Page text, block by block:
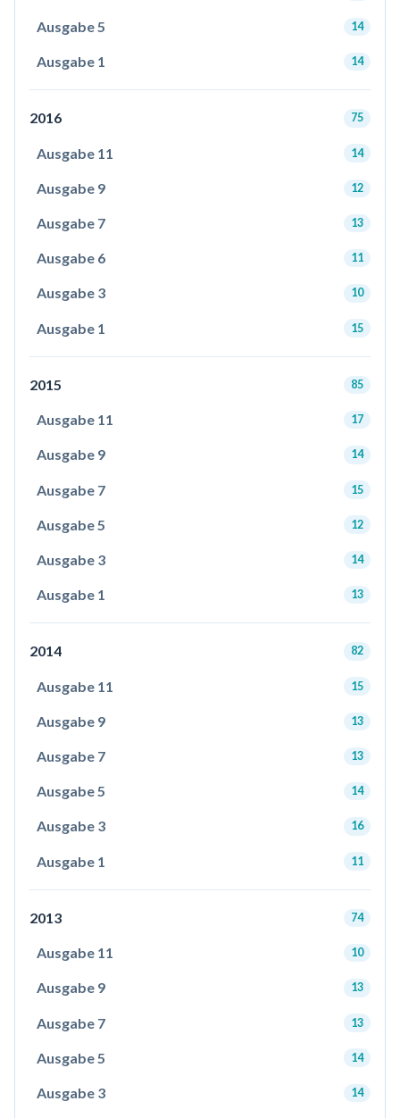
Ausgabe 5 14
Ausgabe 1 14
2016 75
Ausgabe 11 14
Ausgabe 9 12
Ausgabe 7 13
Ausgabe 6 11
Ausgabe 3 10
Ausgabe 1 15
2015 85
Ausgabe 11 17
Ausgabe 9 14
Ausgabe 7 15
Ausgabe 5 12
Ausgabe 3 14
Ausgabe 1 13
2014 82
Ausgabe 11 15
Ausgabe 9 13
Ausgabe 7 13
Ausgabe 5 14
Ausgabe 3 16
Ausgabe 1 11
2013 74
Ausgabe 11 10
Ausgabe 9 13
Ausgabe 7 13
Ausgabe 5 14
Ausgabe 3 14